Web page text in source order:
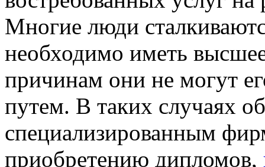
Многие люди
необходимо иметь
причинам они не могут
путем. В таких случаях
специализированным
приобретению дипломов,